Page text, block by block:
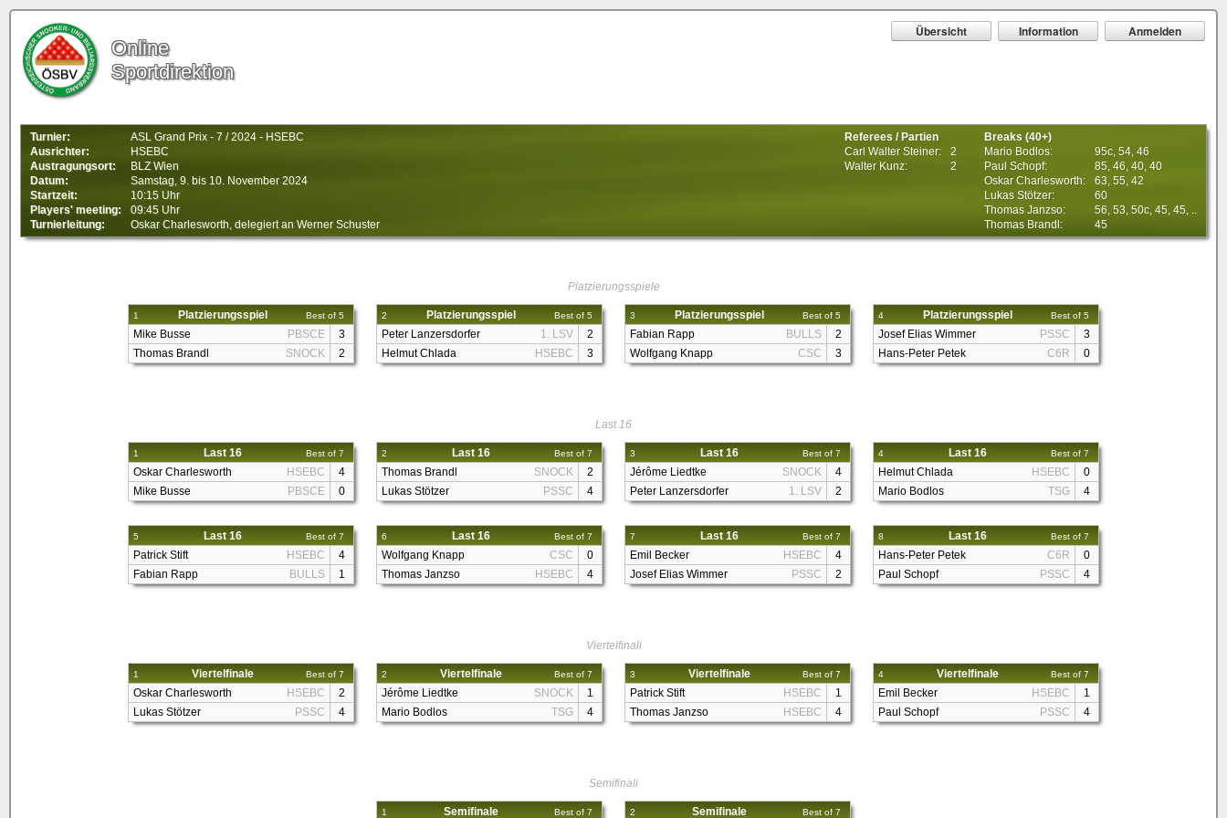
Online
Sportdirektion
Übersicht Information Anmelden
Turnier:
ASL Grand Prix - 7 / 2024 - HSEBC
Ausrichter:
HSEBC
Austragungsort:
BLZ Wien
Datum:
Samstag, 9. bis 10. November 2024
Startzeit:
10:15 Uhr
Players' meeting:
09:45 Uhr
Turnierleitung:
Oskar Charlesworth, delegiert an Werner Schuster
Referees / Partien
Carl Walter Steiner:
2
Walter Kunz:
2
Breaks (40+)
Mario Bodlos:
95c, 54, 46
Paul Schopf:
85, 46, 40, 40
Oskar Charlesworth:
63, 55, 42
Lukas Stötzer:
60
Thomas Janzso:
56, 53, 50c, 45, 45, ..
Thomas Brandl:
45
Platzierungsspiele
1 Platzierungsspiel Best of 5
Mike Busse PBSCE
3
Thomas Brandl
SNOCK 2
2 Platzierungsspiel Best of 5
Peter Lanzersdorfer 1. LSV
2
Helmut Chlada
HSEBC 3
3 Platzierungsspiel Best of 5
Fabian Rapp BULLS
2
Wolfgang Knapp
CSC 3
4 Platzierungsspiel Best of 5
Josef Elias Wimmer PSSC
3
Hans-Peter Petek
C6R 0
Last 16
1 Last 16 Best of 7
Oskar Charlesworth HSEBC
4
Mike Busse
PBSCE 0
2 Last 16 Best of 7
Thomas Brandl SNOCK
2
Lukas Stötzer
PSSC 4
3 Last 16 Best of 7
Jérôme Liedtke SNOCK
4
Peter Lanzersdorfer
1. LSV 2
4 Last 16 Best of 7
Helmut Chlada HSEBC
0
Mario Bodlos
TSG 4
5 Last 16 Best of 7
Patrick Stift HSEBC
4
Fabian Rapp
BULLS 1
6 Last 16 Best of 7
Wolfgang Knapp CSC
0
Thomas Janzso
HSEBC 4
7 Last 16 Best of 7
Emil Becker HSEBC
4
Josef Elias Wimmer
PSSC 2
8 Last 16 Best of 7
Hans-Peter Petek C6R
0
Paul Schopf
PSSC 4
Viertelfinali
1 Viertelfinale Best of 7
Oskar Charlesworth HSEBC
2
Lukas Stötzer
PSSC 4
2 Viertelfinale Best of 7
Jérôme Liedtke SNOCK
1
Mario Bodlos
TSG 4
3 Viertelfinale Best of 7
Patrick Stift HSEBC
1
Thomas Janzso
HSEBC 4
4 Viertelfinale Best of 7
Emil Becker HSEBC
1
Paul Schopf
PSSC 4
Semifinali
1 Semifinale Best of 7 2 Semifinale Best of 7